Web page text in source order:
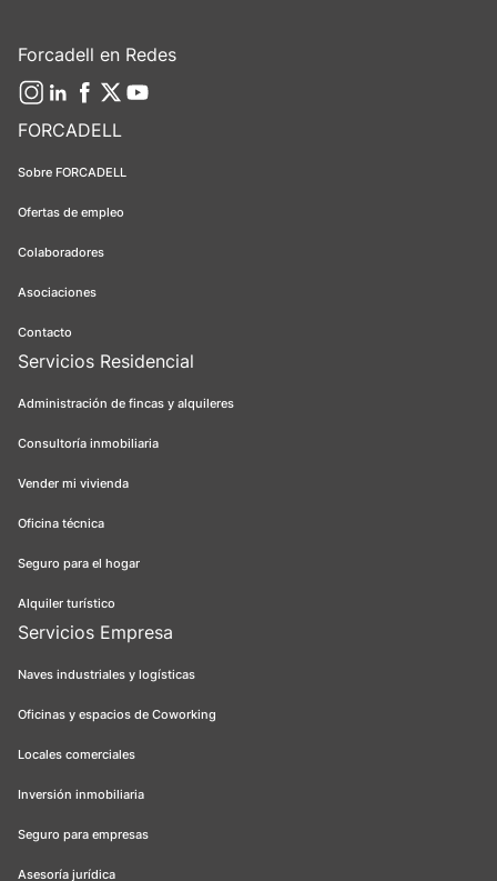
FORCADELL
Sobre FORCADELL
Ofertas de empleo
Colaboradores
Asociaciones
Contacto
Servicios Residencial
Administración de fincas y alquileres
Consultoría inmobiliaria
Vender mi vivienda
Oficina técnica
Seguro para el hogar
Alquiler turístico
Servicios Empresa
Naves industriales y logísticas
Oficinas y espacios de Coworking
Locales comerciales
Inversión inmobiliaria
Seguro para empresas
Asesoría jurídica
Forcadell en Redes